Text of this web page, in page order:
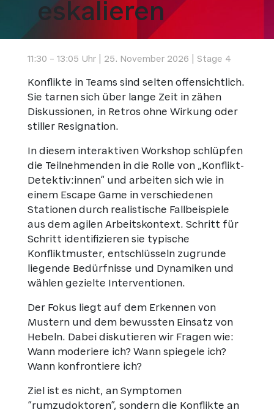
eskalieren
11:30 – 13:05 Uhr | 25. November 2026 | Stage 4
Konflikte in Teams sind selten offensichtlich.
Sie tarnen sich über lange Zeit in zähen
Diskussionen, in Retros ohne Wirkung oder
stiller Resignation.
In diesem interaktiven Workshop schlüpfen
die Teilnehmenden in die Rolle von „Konflikt-
Detektiv:innen“ und arbeiten sich wie in
einem Escape Game in verschiedenen
Stationen durch realistische Fallbeispiele
aus dem agilen Arbeitskontext. Schritt für
Schritt identifizieren sie typische
Konfliktmuster, entschlüsseln zugrunde
liegende Bedürfnisse und Dynamiken und
wählen gezielte Interventionen.
Der Fokus liegt auf dem Erkennen von
Mustern und dem bewussten Einsatz von
Hebeln. Dabei diskutieren wir Fragen wie:
Wann moderiere ich? Wann spiegele ich?
Wann konfrontiere ich?
Ziel ist es nicht, an Symptomen
“rumzudoktoren”, sondern die Konflikte an